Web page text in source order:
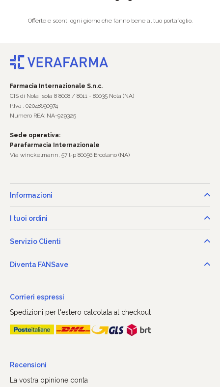
Offerte e sconti ogni giorno che fanno bene al tuo portafoglio.
Farmacia Internazionale S.n.c.
CIS di Nola Isola 8 8008 / 8011 - 80035 Nola (NA)
P.Iva : 02048690974
Numero REA: NA-929325
Sede operativa:
Parafarmacia Internazionale
Via winckelmann, 57 l-p 80056 Ercolano (NA)
Informazioni
I tuoi ordini
Servizio Clienti
Diventa FANSave
Corrieri espressi
Spedizioni per l'estero calcolata al checkout
Recensioni
La vostra opinione conta